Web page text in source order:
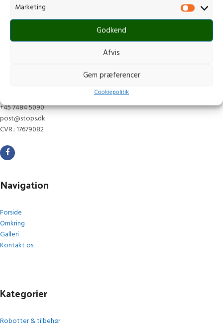
Marketing
Godkend
Afvis
Gem præferencer
Cookiepolitik
+45 7484 5090
post@stops.dk
CVR.: 17679082
Navigation
Forside
Omkring
Galleri
Kontakt os
Kategorier